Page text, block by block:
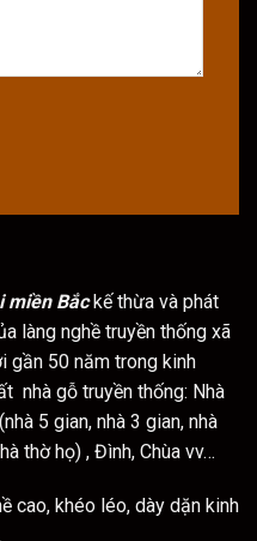
miền Bắckế thừa và phát
làng nghề truyền thống xã
gần 50 năm trong kinh
nhà gỗ truyền thống: Nhà
5 gian, nhà 3 gian, nhà
thờ họ) , Đình, Chùa vv…
cao, khéo léo, dày dặn kinh